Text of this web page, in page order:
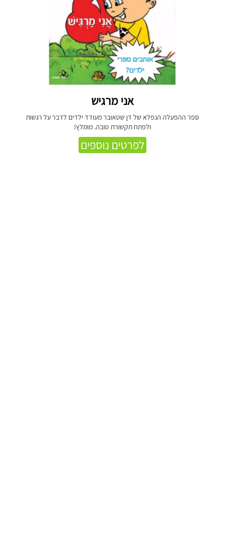
אני מרגיש
ספר ההפעלה הנפלא של דן שטאובר מעודד ילדים לדבר על רגשות
ולפתח תקשורת טובה. מומלץ!
לפרטים נוספים